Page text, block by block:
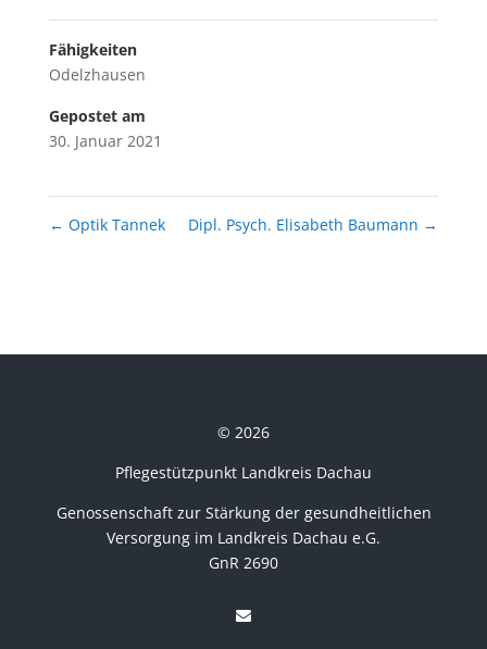
Fähigkeiten
Odelzhausen
Gepostet am
30. Januar 2021
← Optik Tannek Dipl. Psych. Elisabeth Baumann →
© 2026
Pflegestützpunkt Landkreis Dachau
Genossenschaft zur Stärkung der gesundheitlichen
Versorgung im Landkreis Dachau e.G.
GnR 2690